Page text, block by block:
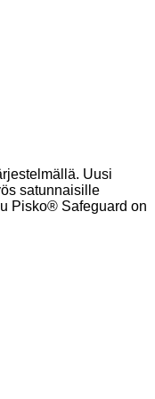
Uusi
satunnaisille
Pisko® Safeguard on